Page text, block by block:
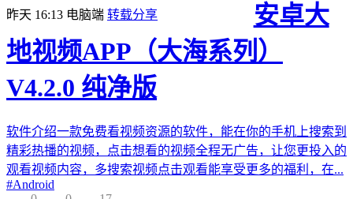
昨天 16:13 电脑端 转载分享
安卓大
地视频APP（大海系列）
V4.2.0 纯净版
软件介绍一款免费看视频资源的软件，能在你的手机上搜索到
精彩热播的视频，点击想看的视频全程无广告，让您更投入的
观看视频内容，多搜索视频点击观看能享受更多的福利，在...
#Android